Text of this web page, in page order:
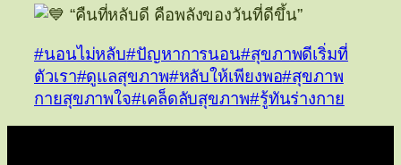
“คืนที่หลับดี คือพลังของวันที่ดีขึ้น”
#นอนไม่หลับ#ปัญหาการนอน#สุขภาพดีเริ่มที่
ตัวเรา#ดูแลสุขภาพ#หลับให้เพียงพอ#สุขภาพ
กายสุขภาพใจ#เคล็ดลับสุขภาพ#รู้ทันร่างกาย